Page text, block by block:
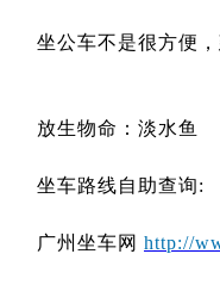
坐公车不是很方便
放生物命：淡水鱼
坐车路线自助查询:
广州坐车网 http://